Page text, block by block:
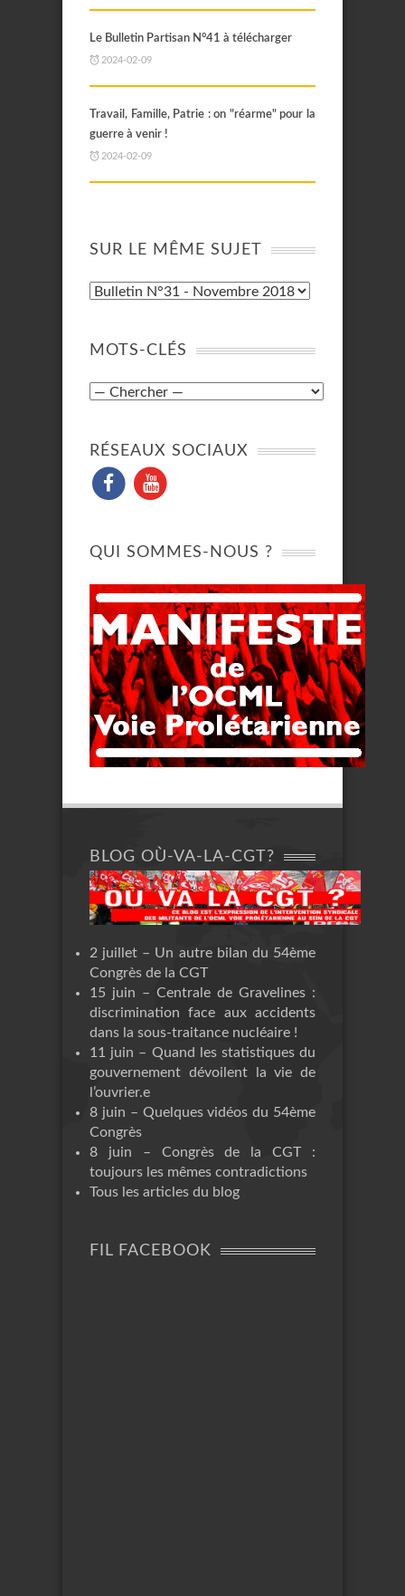
Le Bulletin Partisan N°41 à télécharger
2024-02-09
Travail, Famille, Patrie : on "réarme" pour la
guerre à venir !
2024-02-09
SUR LE MÊME SUJET
MOTS-CLÉS
RÉSEAUX SOCIAUX
QUI SOMMES-NOUS ?
BLOG OÙ-VA-LA-CGT?
2 juillet – Un autre bilan du 54ème
Congrès de la CGT
15 juin – Centrale de Gravelines :
discrimination face aux accidents
dans la sous-traitance nucléaire !
11 juin – Quand les statistiques du
gouvernement dévoilent la vie de
l’ouvrier.e
8 juin – Quelques vidéos du 54ème
Congrès
8 juin – Congrès de la CGT :
toujours les mêmes contradictions
Tous les articles du blog
FIL FACEBOOK